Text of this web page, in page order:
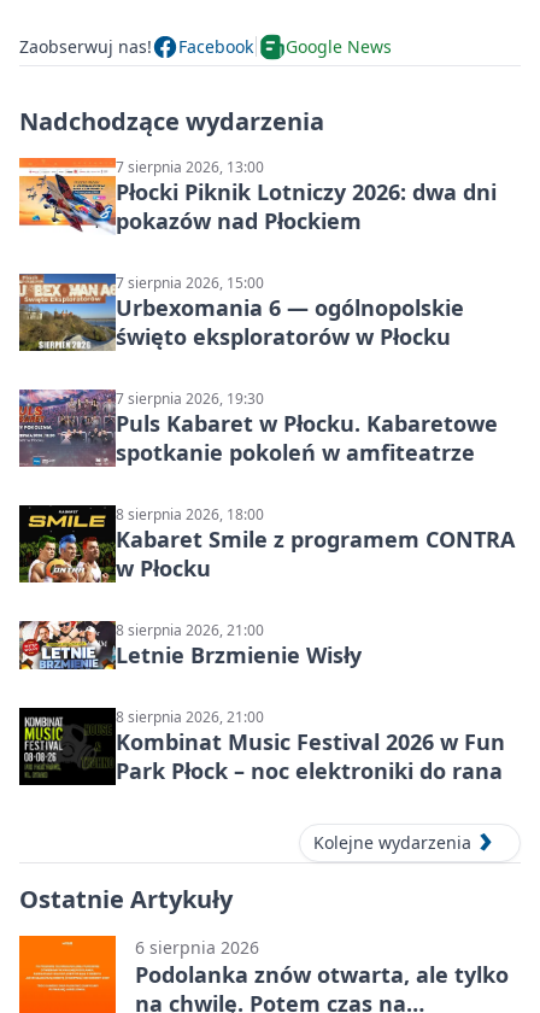
Zaobserwuj nas! Facebook Google News
Nadchodzące wydarzenia
7 sierpnia 2026, 13:00
Płocki Piknik Lotniczy 2026: dwa dni
pokazów nad Płockiem
7 sierpnia 2026, 15:00
Urbexomania 6 — ogólnopolskie
święto eksploratorów w Płocku
7 sierpnia 2026, 19:30
Puls Kabaret w Płocku. Kabaretowe
spotkanie pokoleń w amfiteatrze
8 sierpnia 2026, 18:00
Kabaret Smile z programem CONTRA
w Płocku
8 sierpnia 2026, 21:00
Letnie Brzmienie Wisły
8 sierpnia 2026, 21:00
Kombinat Music Festival 2026 w Fun
Park Płock – noc elektroniki do rana
Kolejne wydarzenia
Ostatnie Artykuły
6 sierpnia 2026
Podolanka znów otwarta, ale tylko
na chwilę. Potem czas na